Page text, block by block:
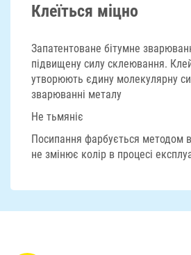
Клеїться міцно
Запатентоване бітумне
підвищену силу склеювання.
утворюють єдину молекулярну
зварюванні металу
Не тьмяніє
Посипання фарбується методом
не змінює колір в процесі